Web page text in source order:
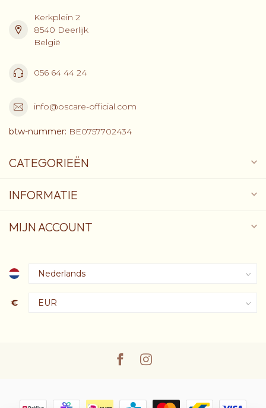
Kerkplein 2
8540 Deerlijk
België
056 64 44 24
info@oscare-official.com
btw-nummer: BE0757702434
CATEGORIEËN
INFORMATIE
MIJN ACCOUNT
€